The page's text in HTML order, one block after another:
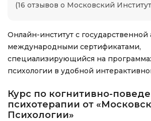
(16 отзывов о Московский
Онлайн-институт с
международными сертификатами,
специализирующийся на
психологии в удобной
Курс по когнитивно-
психотерапии от
Психологии»